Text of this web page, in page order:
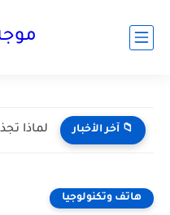
📁 آخر الأخبار
هاتف وتكنولوجيا